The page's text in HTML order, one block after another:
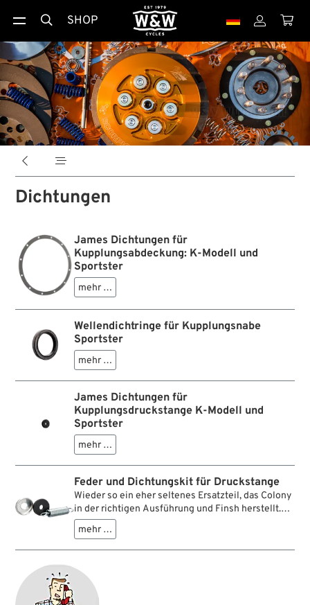
 SHOP  
 
Dichtungen
James Dichtungen für
Kupplungsabdeckung: K-Modell und
Sportster
mehr …
Wellendichtringe für Kupplungsnabe
Sportster
mehr …
James Dichtungen für
Kupplungsdruckstange K-Modell und
Sportster
mehr …
Feder und Dichtungskit für Druckstange
Wieder so ein eher seltenes Ersatzteil, das Colony
in der richtigen Ausführung und Finsh herstellt.
Die Kupplungsausrück-Schnecke der kleinen V-
Motoren bis 1952-1970 (Harley-Davidson K-
Modell und Sportster) hatte eine spezielle
eine Gummischeibe und dazu passende
Stahltasse als Dichtung. Für funktionelle und
originalgetreue Restaurationen und Reparaturen
mehr …